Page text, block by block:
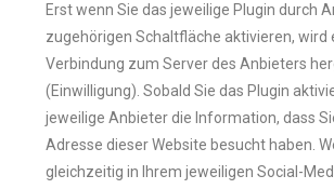
Erst wenn Sie das jeweilige Plugin durch
zugehörigen Schaltfläche aktivieren, wird
Verbindung zum Server des Anbieters
(Einwilligung). Sobald Sie das Plugin
jeweilige Anbieter die Information, dass
Adresse dieser Website besucht haben.
gleichzeitig in Ihrem jeweiligen Social-